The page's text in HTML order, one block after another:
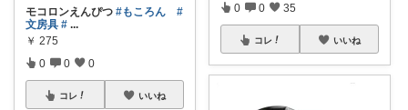
モコロンえんぴつ #もころん
#
文房具 # ...
￥ 275
0 0 0
コレ いいね
0 0 35
コレ いいね